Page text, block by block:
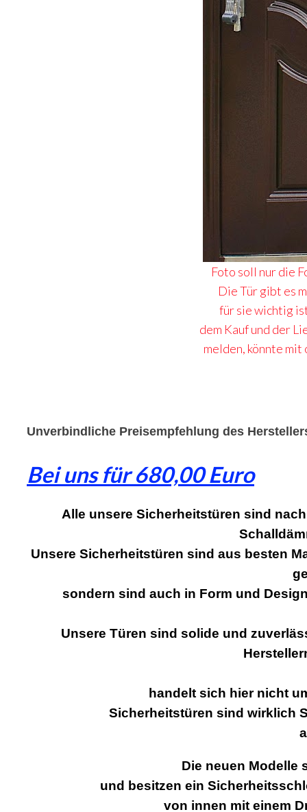
Foto soll nur die
Die Tür gibt es
für sie wichtig
dem Kauf und der
melden, könnte
Unverbindliche Preisempfehlung des
Bei uns für 680,00 Euro
Alle unsere Sicherheitstüren sind
Unsere Sicherheitstüren sind aus besten
sondern sind auch in Form und
Unsere Türen sind solide und
handelt sich hier nicht
Sicherheitstüren sind wirklich
Die neuen Modelle
und besitzen ein
von innen mit einem